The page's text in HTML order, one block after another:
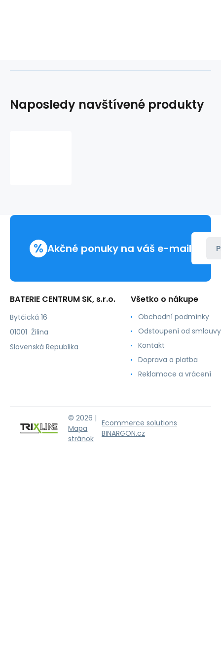
Naposledy navštívené produkty
-
QTEC
% Akčné ponuky na váš e-mail
BATERIE CENTRUM SK, s.r.o.
Bytčická 16
01001 Žilina
Slovenská Republika
Všetko o nákupe
Obchodní podmínky
Odstoupení od smlouvy
Kontakt
Doprava a platba
Reklamace a vrácení
© 2026 |
Mapa
stránok
Ecommerce solutions
BINARGON.cz